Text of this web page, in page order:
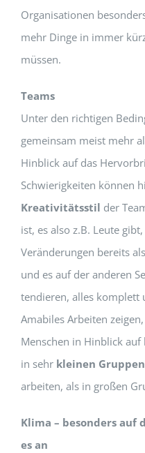
Organisationen
mehr Dinge in immer
müssen.
Teams
Unter den richtigen
gemeinsam meist mehr
Hinblick auf das
Schwierigkeiten können
Kreativitätsstil der
ist, es also z.B. Leute
Veränderungen bereits
und es auf der anderen
tendieren, alles komplett
Amabiles Arbeiten
Menschen in Hinblick auf
in sehr kleinen Gruppen
arbeiten, als in großen
Klima – besonders auf
es an